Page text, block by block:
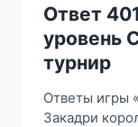
УРОВЕНЬ
СЛОВА
ТУРНИР
Ответ
уровень
турнир
Ответы игры
Закадри